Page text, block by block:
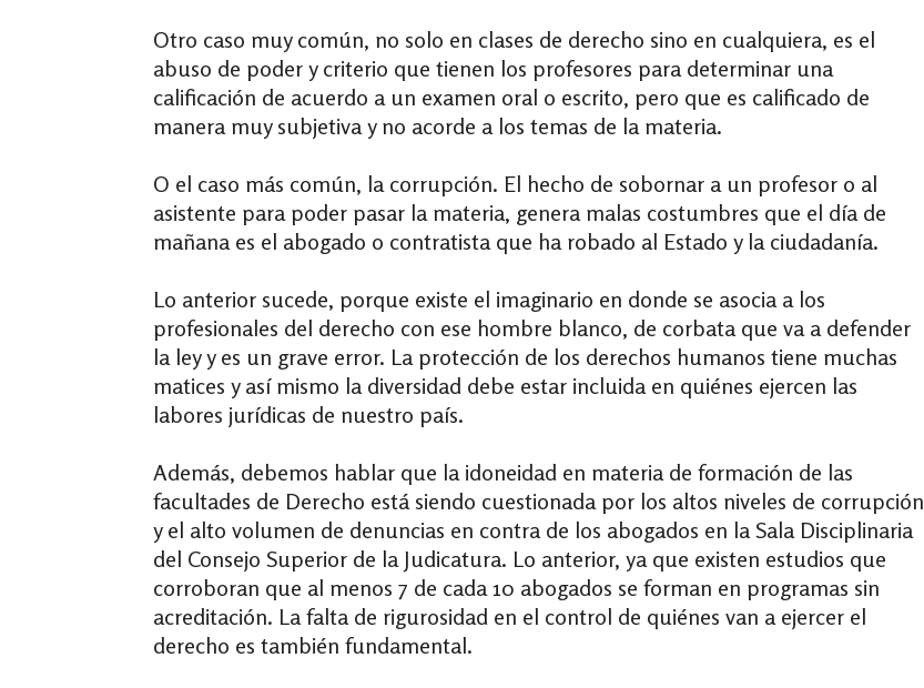
Otro caso muy común, no solo en clases de derecho sino en cualquiera, es el
abuso de poder y criterio que tienen los profesores para determinar una
calificación de acuerdo a un examen oral o escrito, pero que es calificado de
manera muy subjetiva y no acorde a los temas de la materia.
O el caso más común, la corrupción. El hecho de sobornar a un profesor o al
asistente para poder pasar la materia, genera malas costumbres que el día de
mañana es el abogado o contratista que ha robado al Estado y la ciudadanía.
Lo anterior sucede, porque existe el imaginario en donde se asocia a los
profesionales del derecho con ese hombre blanco, de corbata que va a defender
la ley y es un grave error. La protección de los derechos humanos tiene muchas
matices y así mismo la diversidad debe estar incluida en quiénes ejercen las
labores jurídicas de nuestro país.
Además, debemos hablar que la idoneidad en materia de formación de las
facultades de Derecho está siendo cuestionada por los altos niveles de corrupción
y el alto volumen de denuncias en contra de los abogados en la Sala Disciplinaria
del Consejo Superior de la Judicatura. Lo anterior, ya que existen estudios que
corroboran que al menos 7 de cada 10 abogados se forman en programas sin
acreditación. La falta de rigurosidad en el control de quiénes van a ejercer el
derecho es también fundamental.